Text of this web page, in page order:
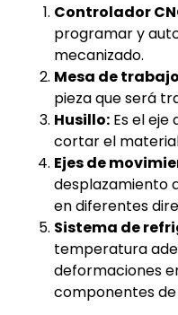
Controlador
programar y
mecanizado.
Mesa de
pieza que será
Husillo: Es el
cortar el
Ejes de
desplazamiento
en diferentes
Sistema de
temperatura
deformaciones
componentes de